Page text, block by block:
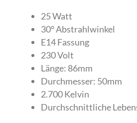
25 Watt
30° Abstrahlwinkel
E14 Fassung
230 Volt
Länge: 86mm
Durchmesser: 50mm
2.700 Kelvin
Durchschnittliche